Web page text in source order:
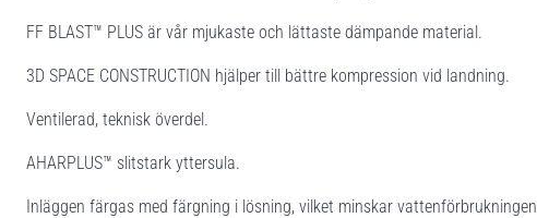
FF BLAST™ PLUS är vår mjukaste och lättaste dämpande material.
3D SPACE CONSTRUCTION hjälper till bättre kompression vid landning.
Ventilerad, teknisk överdel.
AHARPLUS™ slitstark yttersula.
Inläggen färgas med färgning i lösning, vilket minskar